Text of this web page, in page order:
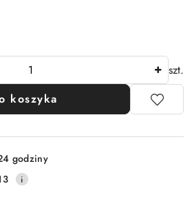
szt.
koszyka
godziny